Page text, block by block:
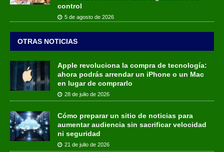
control
5 de agosto de 2026
OTRAS NOTICIAS
Apple revoluciona la compra de tecnología:
ahora podrás arrendar un iPhone o un Mac
en lugar de comprarlo
28 de julio de 2026
Cómo preparar un sitio de noticias para
aumentar audiencia sin sacrificar velocidad
ni seguridad
21 de julio de 2026